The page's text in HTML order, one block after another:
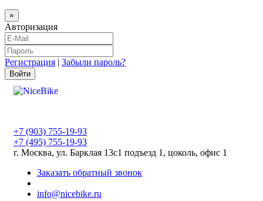
×
Авторизация
Регистрация | Забыли пароль?
+7 (903) 755-19-93
+7 (495) 755-19-93
г. Москва, ул. Барклая 13с1 подъезд 1, цоколь, офис 1
Заказать обратный звонок
info@nicebike.ru